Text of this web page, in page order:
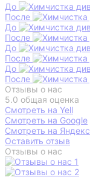
До
После
До
После
До
После
До
После
Отзывы о нас
5.0 общая оценка
Смотреть на Yell
Смотреть на Google
Смотреть на Яндекс
Оставить отзыв
Отзывы о нас